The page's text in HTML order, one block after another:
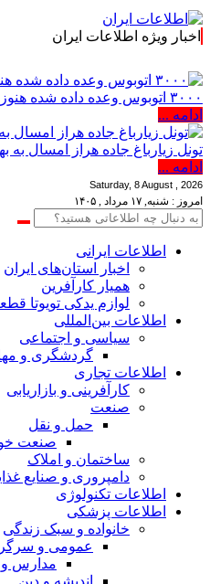
اخبار ویژه اطلاعات ایران
۳۰۰۰ اتوبوس وعده داده شده هنوز وارد طرح اربعین نشده است
ادامه ...
تونل زیارباغ جاده هراز امسال
ادامه ...
Saturday, 8 August , 2026
امروز : شنبه, ۱۷ مرداد , ۱۴۰۵
اطلاعات‌ ‎ایرانی
اخبار استان‌های ایران
همیار کارآفرین
لوازم یدکی تویوتا
اطلاعات بین‌المللی
سیاسی و اجتماعی
گردشگری و
اطلاعات تجاری
کارآفرینی و بازاریابی
صنعت
حمل و نقل
صنعت
ساختمان و املاک
دامپروری و صنایع
اطلاعات تکنولوژی
اطلاعات پزشکی
خانواده و سبک زندگی
عمومی و
مدارس و
اندیشه و دین